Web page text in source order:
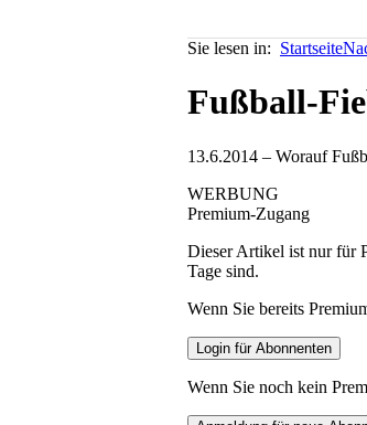
Sie lesen in: Startseite
Fußball-
13.6.2014 – Worauf
WERBUNG
Premium-Zugang
Dieser Artikel ist nur für
Tage sind.
Wenn Sie bereits
Wenn Sie noch kein